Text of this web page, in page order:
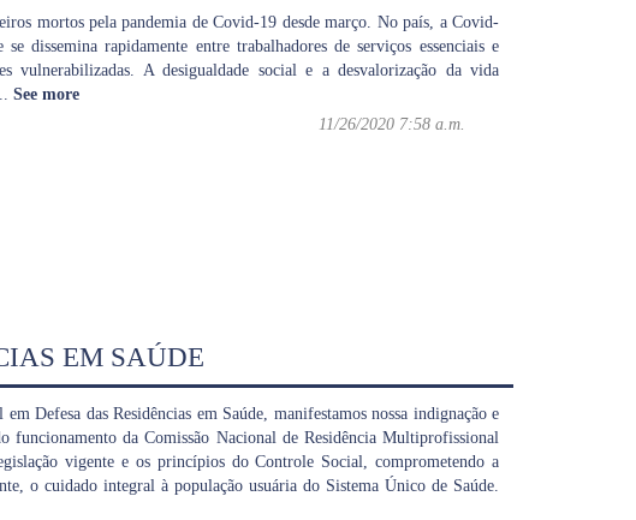
mortos pela pandemia de Covid-19 desde março. No país, a Covid-
dissemina rapidamente entre trabalhadores de serviços essenciais e
vulnerabilizadas. A desigualdade social e a desvalorização da vida
See more
11/26/2020 7:58 a.m.
EM SAÚDE
Defesa das Residências em Saúde, manifestamos nossa indignação e
funcionamento da Comissão Nacional de Residência Multiprofissional
vigente e os princípios do Controle Social, comprometendo a
o cuidado integral à população usuária do Sistema Único de Saúde.